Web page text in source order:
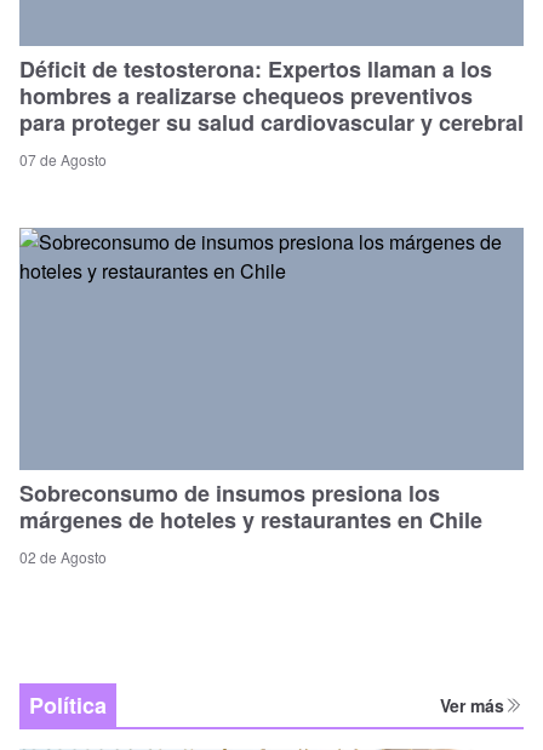
Déficit de testosterona: Expertos llaman a los
hombres a realizarse chequeos preventivos
para proteger su salud cardiovascular y cerebral
07 de Agosto
Sobreconsumo de insumos presiona los
márgenes de hoteles y restaurantes en Chile
02 de Agosto
Política Ver más